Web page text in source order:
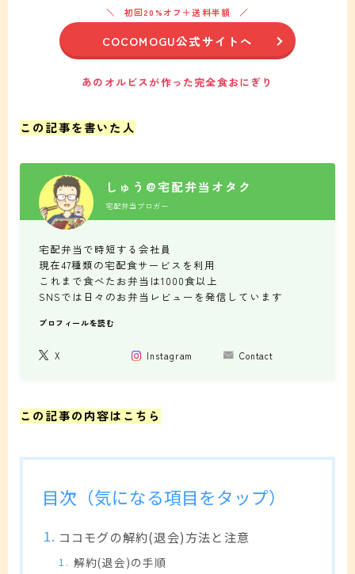
初回20%オフ＋送料半額
COCOMOGU公式サイトへ
あのオルビスが作った完全食おにぎり
この記事を書いた人
しゅう@宅配弁当オタク
宅配弁当ブロガー
宅配弁当で時短する会社員
現在47種類の宅配食サービスを利用
これまで食べたお弁当は1000食以上
SNSでは日々のお弁当レビューを発信しています
プロフィールを読む
X Instagram Contact
この記事の内容はこちら
目次（気になる項目をタップ）
ココモグの解約(退会)方法と注意
解約(退会)の手順